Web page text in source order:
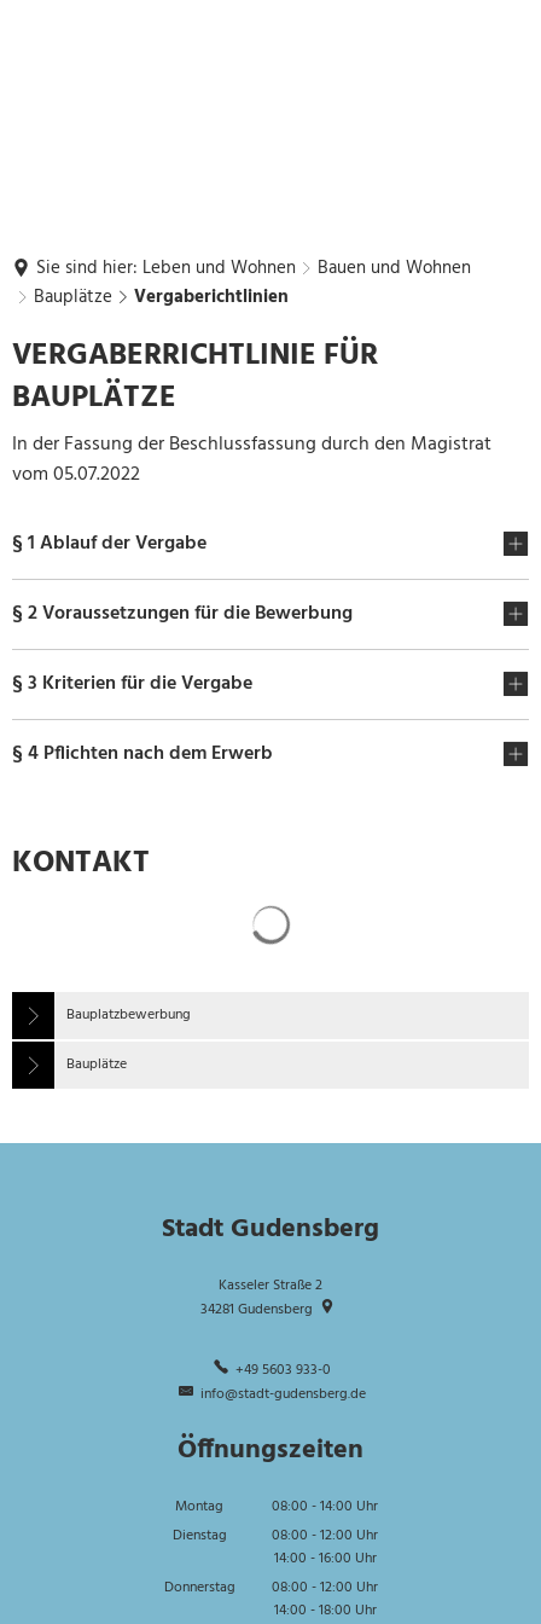
Sie sind hier: Leben und Wohnen
Bauen und Wohnen
Bauplätze
Vergaberichtlinien
Vergaberichtlinien
VERGABERRICHTLINIE FÜR
BAUPLÄTZE
In der Fassung der Beschlussfassung durch den Magistrat
vom 05.07.2022
§ 1 Ablauf der Vergabe
§ 2 Voraussetzungen für die Bewerbung
§ 3 Kriterien für die Vergabe
§ 4 Pflichten nach dem Erwerb
KONTAKT
Bauplatzbewerbung
Bauplätze
Stadt Gudensberg
Kasseler Straße 2
34281 Gudensberg
+49 5603 933-0
info@stadt-gudensberg.de
Öffnungszeiten
Montag 08:00 -14:00 Uhr
Von 08:00 bis 14:00 Uhr
Dienstag 08:00 -12:00 Uhr
Von 08:00 bis 12:00 Uhr
14:00 -16:00 Uhr
Von 14:00 bis 16:00 Uhr
Donnerstag 08:00 -12:00 Uhr
Von 08:00 bis 12:00 Uhr
14:00 -18:00 Uhr